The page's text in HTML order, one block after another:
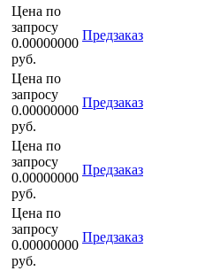
Цена по
запросу
0.00000000
руб.
Предзаказ
Цена по
запросу
0.00000000
руб.
Предзаказ
Цена по
запросу
0.00000000
руб.
Предзаказ
Цена по
запросу
0.00000000
руб.
Предзаказ